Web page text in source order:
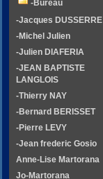
-Bureau
-Jacques DUSSERRE
-Michel Julien
-Julien DIAFERIA
-JEAN BAPTISTE
LANGLOIS
-Thierry NAY
-Bernard BERISSET
-Pierre LEVY
-Jean frederic Gosio
Anne-Lise Martorana
Jo-Martorana